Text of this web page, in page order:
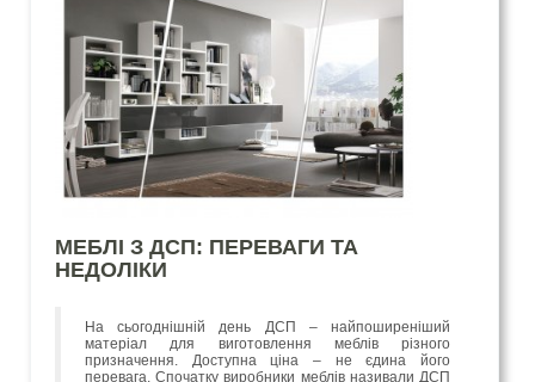
МЕБЛІ З ДСП: ПЕРЕВАГИ ТА
НЕДОЛІКИ
На сьогоднішній день ДСП – найпоширеніший
матеріал для виготовлення меблів різного
призначення. Доступна ціна – не єдина його
перевага. Спочатку виробники меблів називали ДСП